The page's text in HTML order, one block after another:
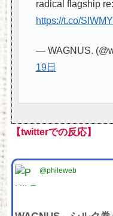
radical flagship
https://t.co/
— WAGNUS.
19日
【twitterでの反応】
@phileweb